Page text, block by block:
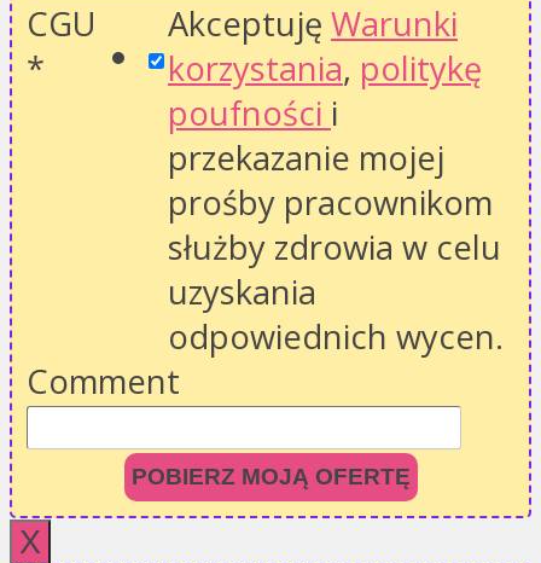
CGU
*
Akceptuję Warunki
korzystania, politykę
poufności i
przekazanie mojej
prośby pracownikom
służby zdrowia w celu
uzyskania
odpowiednich wycen.
Comment
POBIERZ MOJĄ OFERTĘ
X